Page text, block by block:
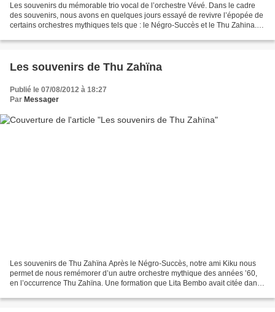
Les souvenirs du mémorable trio vocal de l’orchestre Vévé. Dans le cadre
des souvenirs, nous avons en quelques jours essayé de revivre l’épopée de
certains orchestres mythiques tels que : le Négro-Succès et le Thu Zahina.
Les souvenirs de Thu Zahïna
Publié le 07/08/2012 à 18:27
Par Messager
Les souvenirs de Thu Zahïna Après le Négro-Succès, notre ami Kiku nous
permet de nous remémorer d’un autre orchestre mythique des années ’60,
en l’occurrence Thu Zahïna. Une formation que Lita Bembo avait citée dans